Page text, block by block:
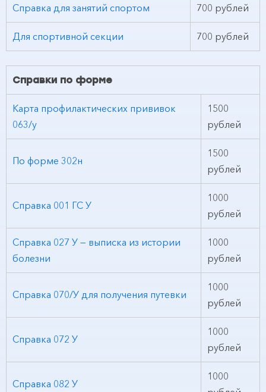
Справка для занятий спортом 700 рублей
Для спортивной секции 700 рублей
Справки по форме
Карта профилактических прививок
063/у
1500
рублей
По форме 302н
1500
рублей
Справка 001 ГС У
1000
рублей
Справка 027 У — выписка из истории
болезни
1000
рублей
Справка 070/У для получения путевки
1000
рублей
Справка 072 У
1000
рублей
Справка 082 У
1000